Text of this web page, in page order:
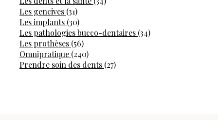
Les gencives (31)Articles Count
Les implants (30)Articles Count
Les pathologies bucco-dentaires (34)Articles Count
Les prothèses (56)Articles Count
Omnipratique (240)Articles Count
Prendre soin des dents (27)Articles Count